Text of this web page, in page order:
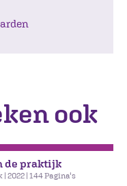
ook
de praktijk
2022 | 144 Pagina's